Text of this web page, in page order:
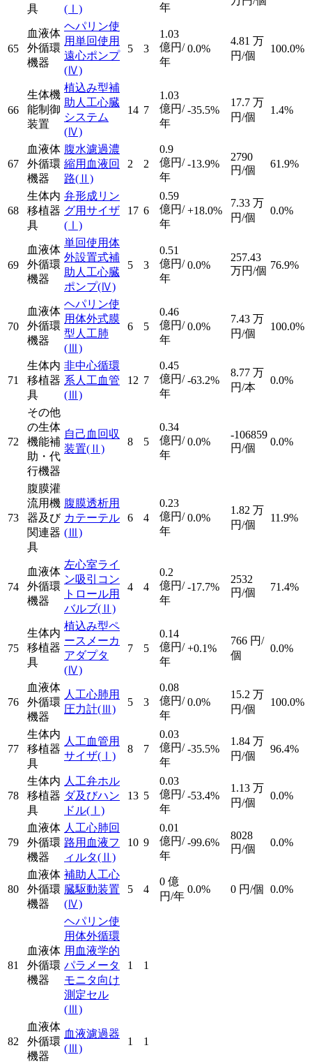
具
(Ⅰ)
年
65
血液体
外循環
機器
ヘパリン使
用単回使用
遠心ポンプ
(Ⅳ)
5 3
1.03
億円/
年
0.0%
4.81 万
円/個
100.0%
66
生体機
能制御
装置
植込み型補
助人工心臓
システム
(Ⅳ)
14 7
1.03
億円/
年
-35.5%
17.7 万
円/個
1.4%
67
血液体
外循環
機器
腹水濾過濃
縮用血液回
路(Ⅱ)
2 2
0.9
億円/
年
-13.9%
2790
円/個
61.9%
68
生体内
移植器
具
弁形成リン
グ用サイザ
(Ⅰ)
17 6
0.59
億円/
年
+18.0%
7.33 万
円/個
0.0%
69
血液体
外循環
機器
単回使用体
外設置式補
助人工心臓
ポンプ(Ⅳ)
5 3
0.51
億円/
年
0.0%
257.43
万円/個 76.9%
70
血液体
外循環
機器
ヘパリン使
用体外式膜
型人工肺
(Ⅲ)
6 5
0.46
億円/
年
0.0%
7.43 万
円/個
100.0%
71
生体内
移植器
具
非中心循環
系人工血管
(Ⅲ)
12 7
0.45
億円/
年
-63.2%
8.77 万
円/本
0.0%
72
その他
の生体
機能補
助・代
行機器
自己血回収
装置(Ⅱ)
8 5
0.34
億円/
年
0.0%
-106859
円/個
0.0%
73
腹膜灌
流用機
器及び
関連器
具
腹膜透析用
カテーテル
(Ⅲ)
6 4
0.23
億円/
年
0.0%
1.82 万
円/個
11.9%
74
血液体
外循環
機器
左心室ライ
ン吸引コン
トロール用
バルブ(Ⅱ)
4 4
0.2
億円/
年
-17.7%
2532
円/個
71.4%
75
生体内
移植器
具
植込み型ペ
ースメーカ
アダプタ
(Ⅳ)
7 5
0.14
億円/
年
+0.1%
766 円/
個
0.0%
76
血液体
外循環
機器
人工心肺用
圧力計(Ⅲ)
5 3
0.08
億円/
年
0.0%
15.2 万
円/個
100.0%
77
生体内
移植器
具
人工血管用
サイザ(Ⅰ)
8 7
0.03
億円/
年
-35.5%
1.84 万
円/個
96.4%
78
生体内
移植器
具
人工弁ホル
ダ及びハン
ドル(Ⅰ)
13 5
0.03
億円/
年
-53.4%
1.13 万
円/個
0.0%
79
血液体
外循環
機器
人工心肺回
路用血液フ
ィルタ(Ⅱ)
10 9
0.01
億円/
年
-99.6%
8028
円/個
0.0%
80
血液体
外循環
機器
補助人工心
臓駆動装置
(Ⅳ)
5 4
0 億
円/年
0.0% 0 円/個 0.0%
81
血液体
外循環
機器
ヘパリン使
用体外循環
用血液学的
パラメータ
モニタ向け
測定セル
(Ⅲ)
1 1
82
血液体
外循環
機器
血液濾過器
(Ⅲ)
1 1